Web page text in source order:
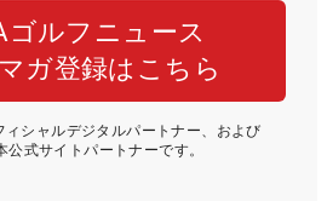
ゴルフニュース
ガ登録はこちら
ィシャルデジタルパートナー、および
公式サイトパートナーです。